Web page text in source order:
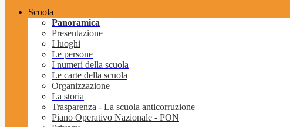
Scuola
Panoramica
Presentazione
I luoghi
Le persone
I numeri della scuola
Le carte della scuola
Organizzazione
La storia
Trasparenza - La scuola anticorruzione
Piano Operativo Nazionale - PON